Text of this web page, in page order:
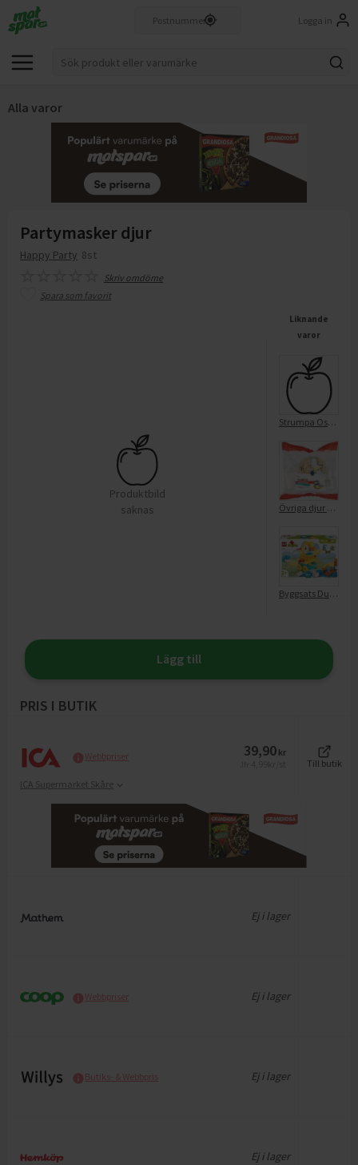
Logga in
Alla varor
Partymasker djur
Happy Party 8st
Skriv omdöme
Spara som favorit
Produktbild
saknas
Liknande
varor
Strumpa Osby Djur Grå 22/24
Övriga djur Talgboll stor
Byggsats Duplo Town 10448 3-i-1 Djur På Hjul
Lägg till
PRIS I BUTIK
Webbpriser 39,90 kr
Till butik
ICA Supermarket Skåre
Ej i lager
Webbpriser Ej i lager
Butiks- & Webbpris Ej i lager
Ej i lager